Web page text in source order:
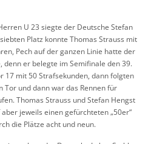
U 23 siegte der Deutsche Stefan
Platz konnte Thomas Strauss mit
Pech auf der ganzen Linie hatte der
denn er belegte im Semifinale den 39.
17 mit 50 Strafsekunden, dann folgten
Tor und dann war das Rennen für
Thomas Strauss und Stefan Hengst
jeweils einen gefürchteten „50er“
die Plätze acht und neun.